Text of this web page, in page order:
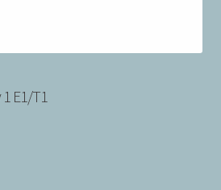
E1/T1